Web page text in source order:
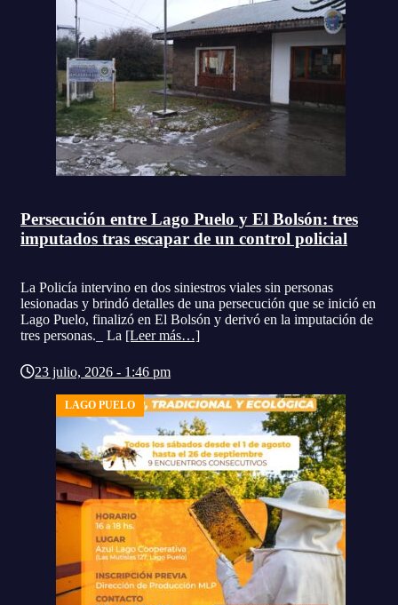
Persecución entre Lago Puelo y El Bolsón: tres
imputados tras escapar de un control policial
23 julio, 2026 - 1:46 pm
La Policía intervino en dos siniestros viales sin personas
lesionadas y brindó detalles de una persecución que se inició en
Lago Puelo, finalizó en El Bolsón y derivó en la imputación de
tres personas._ La [Leer más…]
LAGO PUELO